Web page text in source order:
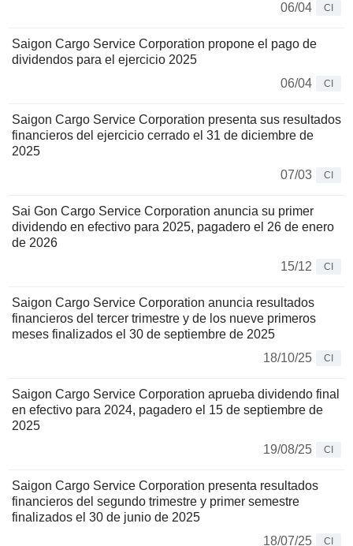
06/04
CI
Saigon Cargo Service Corporation propone el pago de
dividendos para el ejercicio 2025
06/04
CI
Saigon Cargo Service Corporation presenta sus resultados
financieros del ejercicio cerrado el 31 de diciembre de
2025
07/03
CI
Sai Gon Cargo Service Corporation anuncia su primer
dividendo en efectivo para 2025, pagadero el 26 de enero
de 2026
15/12
CI
Saigon Cargo Service Corporation anuncia resultados
financieros del tercer trimestre y de los nueve primeros
meses finalizados el 30 de septiembre de 2025
18/10/25
CI
Saigon Cargo Service Corporation aprueba dividendo final
en efectivo para 2024, pagadero el 15 de septiembre de
2025
19/08/25
CI
Saigon Cargo Service Corporation presenta resultados
financieros del segundo trimestre y primer semestre
finalizados el 30 de junio de 2025
18/07/25
CI